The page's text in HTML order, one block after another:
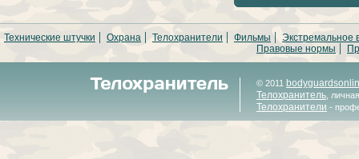
Технические штучки Охрана Телохранители Фильмы
Экстремальное
Правовые нормы
© 2011
Телохранитель ,
Телохранители -